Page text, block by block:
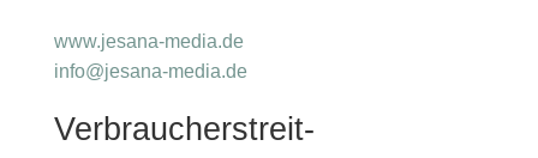
www.jesana-media.de
info@jesana-media.de
Verbraucher­streit­